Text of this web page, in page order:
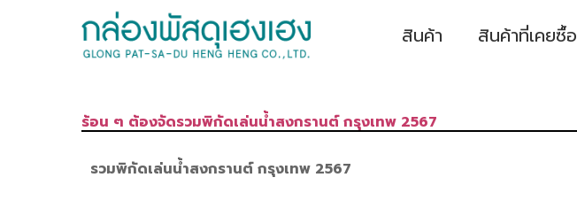
สินค้า สินค้าที่เคยซื้อ
ร้อน ๆ ต้องจัดรวมพิกัดเล่นน้ำสงกรานต์ กรุงเทพ 2567
รวมพิกัดเล่นน้ำสงกรานต์ กรุงเทพ 2567